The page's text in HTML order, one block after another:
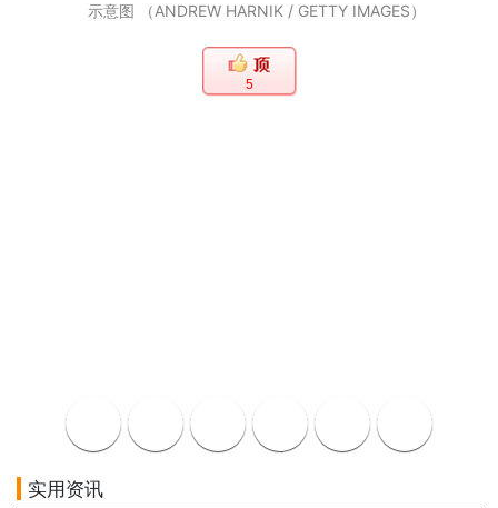
示意图 （ANDREW HARNIK / GETTY IMAGES）
5
实用资讯